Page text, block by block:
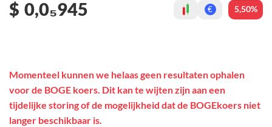
$ 0,0₅945 € 5,50%
Momenteel kunnen we helaas geen resultaten ophalen
voor de BOGE koers. Dit kan te wijten zijn aan een
tijdelijke storing of de mogelijkheid dat de BOGEkoers niet
langer beschikbaar is.